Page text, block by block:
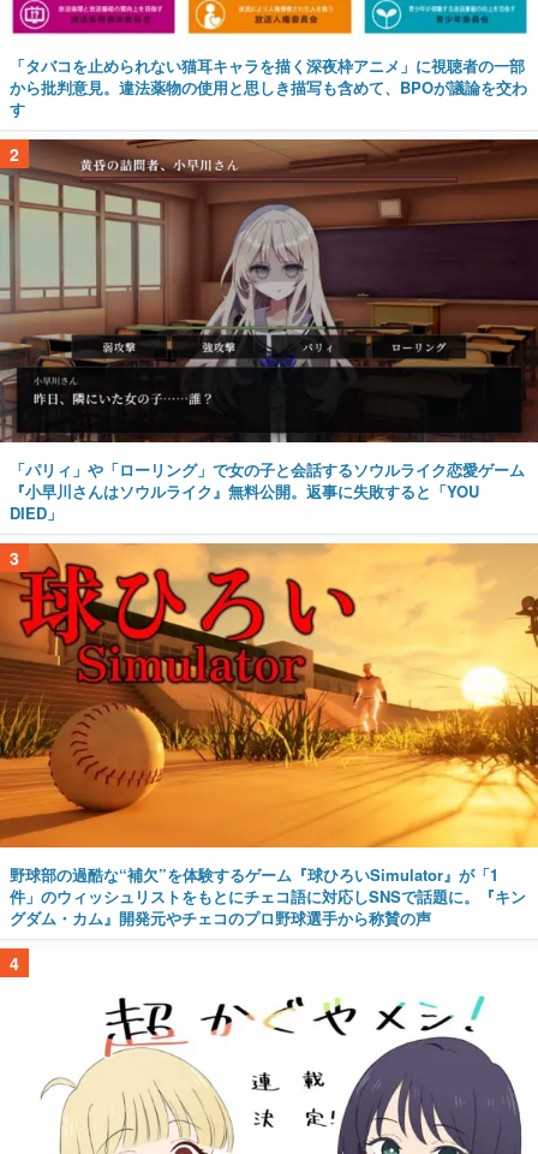
「タバコを止められない猫耳キャラを描く深夜枠アニメ」に視聴者の一部
から批判意見。違法薬物の使用と思しき描写も含めて、BPOが議論を交わ
す
2
「パリィ」や「ローリング」で女の子と会話するソウルライク恋愛ゲーム
『小早川さんはソウルライク』無料公開。返事に失敗すると「YOU
DIED」
3
野球部の過酷な“補欠”を体験するゲーム『球ひろいSimulator』が「1
件」のウィッシュリストをもとにチェコ語に対応しSNSで話題に。『キン
グダム・カム』開発元やチェコのプロ野球選手から称賛の声
4